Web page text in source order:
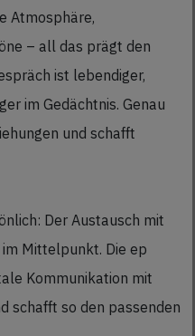
Atmosphäre,
– all das prägt den
ist lebendiger,
im Gedächtnis. Genau
und schafft
Der Austausch mit
Mittelpunkt. Die ep
Kommunikation mit
schafft so den passenden